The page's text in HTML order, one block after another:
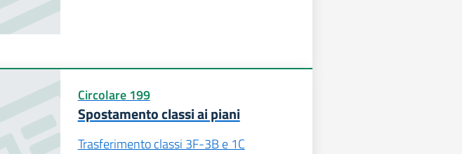
Circolare 199
Spostamento classi ai piani
Trasferimento classi 3F-3B e 1C